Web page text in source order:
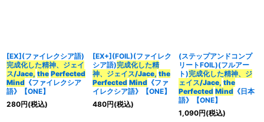
[EX](ファイレクシア語)
完成化した精神、ジェイ
ス/Jace, the Perfected
Mind 《ファイレクシア
語》【ONE】
280円(税込)
[EX+](FOIL)(ファイレク
シア語)完成化した精
神、ジェイス/Jace, the
Perfected Mind《ファ
イレクシア語》【ONE】
480円(税込)
(ステップアンドコンプ
リートFOIL)(フルアー
ト)完成化した精神、ジ
ェイス/Jace, the
Perfected Mind《日本
語》【ONE】
1,090円(税込)